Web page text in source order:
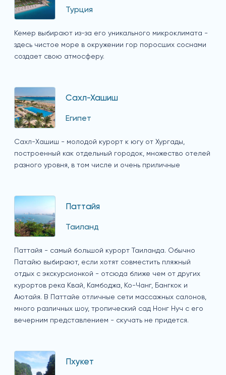
Турция
Кемер выбирают из-за его уникального микроклимата -
здесь чистое море в окружении гор поросших соснами
создает свою атмосферу.
Сахл-Хашиш
Египет
Сахл-Хашиш - молодой курорт к югу от Хургады,
построенный как отдельный городок, множество отелей
разного уровня, в том числе и очень приличные
Паттайя
Таиланд
Паттайя - самый большой курорт Таиланда. Обычно
Патайю выбирают, если хотят совместить пляжный
отдых с экскурсионкой - отсюда ближе чем от других
курортов река Квай, Камбоджа, Ко-Чанг, Бангкок и
Аютайя. В Паттайе отличные сети массажных салонов,
много различных шоу, тропический сад Нонг Нуч с его
вечерним представлением - скучать не придется.
Пхукет